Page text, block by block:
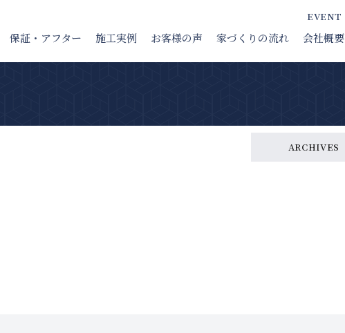
保証・アフター 施工実例 お客様の声 家づくりの流れ 会社概要
EVENT
ARCHIVES